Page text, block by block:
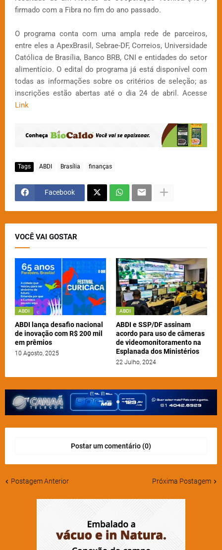
firmado com a Fibra no fim do ano passado.
O programa conta com uma ampla rede de parceiros,
entre eles a ApexBrasil, Sebrae-DF, Correios, Universidade
Católica de Brasília, Banco BRB, CNI e entidades do setor
alimentício. O edital do programa já está disponível com
todas as informações sobre os critérios de seleção; as
inscrições estão abertas até o dia 24 de abril. Acesse
Link
Tags ABDI Brasília finanças
Facebook
VOCÊ VAI GOSTAR
ABDI
ABDI lança desafio nacional
de inovação com R$ 200 mil
em prêmios
10 Agosto, 2025
ABDI
ABDI e SSP/DF assinam
acordo para uso de câmeras
de videomonitoramento na
Esplanada dos Ministérios
22 Julho, 2024
Postar um comentário (0)
Postagem Anterior Próxima Postagem